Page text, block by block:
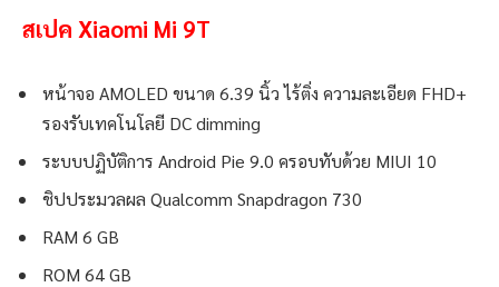
สเปค Xiaomi Mi 9T
หน้าจอ AMOLED ขนาด 6.39 นิ้ว ไร้ติ่ง ความละเอียด FHD+
รองรับเทคโนโลยี DC dimming
ระบบปฏิบัติการ Android Pie 9.0 ครอบทับด้วย MIUI 10
ชิปประมวลผล Qualcomm Snapdragon 730
RAM 6 GB
ROM 64 GB